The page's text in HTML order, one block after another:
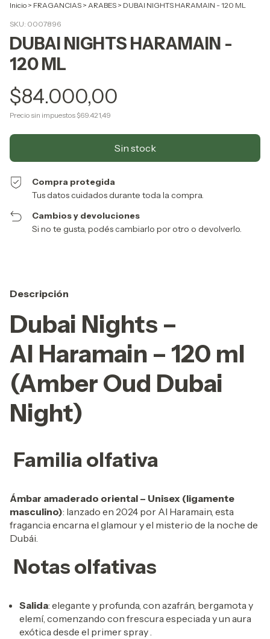
Inicio > FRAGANCIAS > ARABES > DUBAI NIGHTS HARAMAIN - 120 ML
SKU: 0007896
DUBAI NIGHTS HARAMAIN -
120 ML
$84.000,00
Precio sin impuestos $69.421,49
Compra protegida
Tus datos cuidados durante toda la compra.
Cambios y devoluciones
Si no te gusta, podés cambiarlo por otro o devolverlo.
Descripción
Dubai Nights –
Al Haramain – 120 ml
(Amber Oud Dubai
Night)
Familia olfativa
Ámbar amaderado oriental – Unisex (ligamente
masculino): lanzado en 2024 por Al Haramain, esta
fragancia encarna el glamour y el misterio de la noche de
Dubái.
Notas olfativas
Salida: elegante y profunda, con azafrán, bergamota y
elemí, comenzando con frescura especiada y un aura
exótica desde el primer spray.